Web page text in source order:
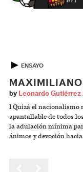
▶ ENSAYO
by Leonardo Gutiérrez
I Quizá el nacionalismo
apantallable de todos
la adulación mínima
ánimos y devoción